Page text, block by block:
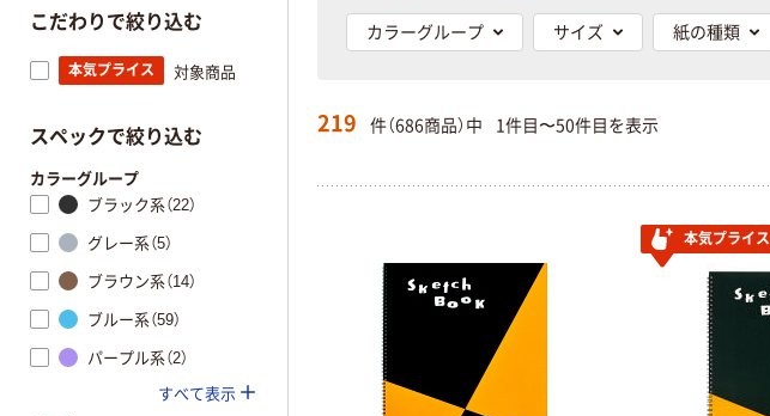
カラーグループ サイズ 紙の種類
219 件（686商品）中 1件目〜50件目を表示
本気プライス
こだわりで絞り込む
本気プライス 対象商品
スペックで絞り込む
カラーグループ
ブラック系（22）
グレー系（5）
ブラウン系（14）
ブルー系（59）
パープル系（2）
すべて表示